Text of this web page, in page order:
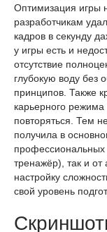
Оптимизация игры
разработчикам
кадров в секунду
у игры есть и
отсутствие
глубокую воду без
принципов. Также
карьерного режима
повторяться. Тем
получила в
профессиональных
тренажёр), так и
настройку
свой уровень